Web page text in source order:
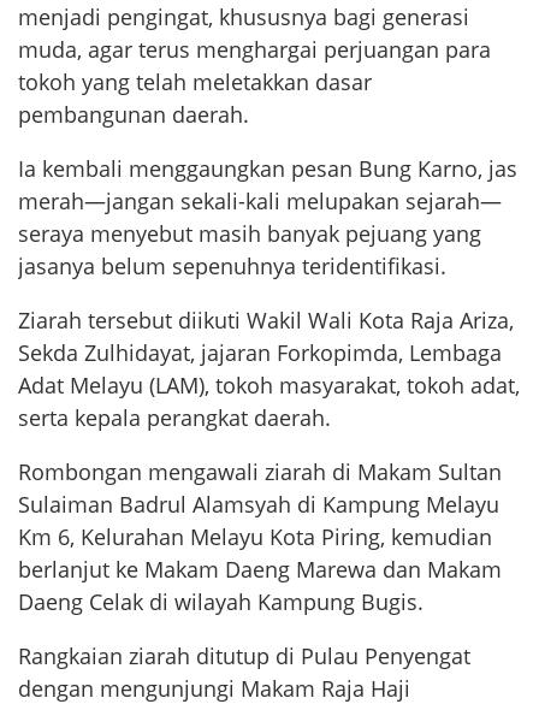
menjadi pengingat, khususnya bagi generasi
muda, agar terus menghargai perjuangan para
tokoh yang telah meletakkan dasar
pembangunan daerah.
Ia kembali menggaungkan pesan Bung Karno, jas
merah—jangan sekali-kali melupakan sejarah—
seraya menyebut masih banyak pejuang yang
jasanya belum sepenuhnya teridentifikasi.
Ziarah tersebut diikuti Wakil Wali Kota Raja Ariza,
Sekda Zulhidayat, jajaran Forkopimda, Lembaga
Adat Melayu (LAM), tokoh masyarakat, tokoh adat,
serta kepala perangkat daerah.
Rombongan mengawali ziarah di Makam Sultan
Sulaiman Badrul Alamsyah di Kampung Melayu
Km 6, Kelurahan Melayu Kota Piring, kemudian
berlanjut ke Makam Daeng Marewa dan Makam
Daeng Celak di wilayah Kampung Bugis.
Rangkaian ziarah ditutup di Pulau Penyengat
dengan mengunjungi Makam Raja Haji